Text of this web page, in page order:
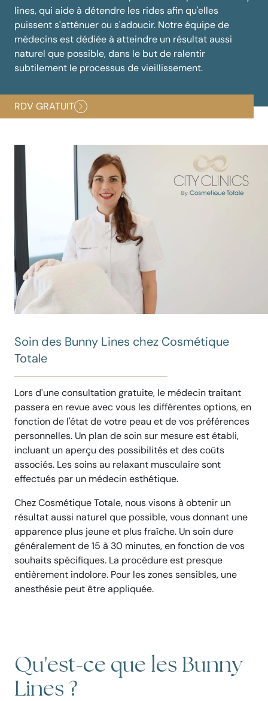
lines, qui aide à détendre les rides afin qu'elles
puissent s'atténuer ou s'adoucir. Notre équipe de
médecins est dédiée à atteindre un résultat aussi
naturel que possible, dans le but de ralentir
subtilement le processus de vieillissement.
RDV GRATUIT
Soin des Bunny Lines chez Cosmétique
Totale
Lors d'une consultation gratuite, le médecin traitant
passera en revue avec vous les différentes options, en
fonction de l'état de votre peau et de vos préférences
personnelles. Un plan de soin sur mesure est établi,
incluant un aperçu des possibilités et des coûts
associés. Les soins au relaxant musculaire sont
effectués par un médecin esthétique.
Chez Cosmétique Totale, nous visons à obtenir un
résultat aussi naturel que possible, vous donnant une
apparence plus jeune et plus fraîche. Un soin dure
généralement de 15 à 30 minutes, en fonction de vos
souhaits spécifiques. La procédure est presque
entièrement indolore. Pour les zones sensibles, une
anesthésie peut être appliquée.
Qu'est-ce que les Bunny
Lines ?